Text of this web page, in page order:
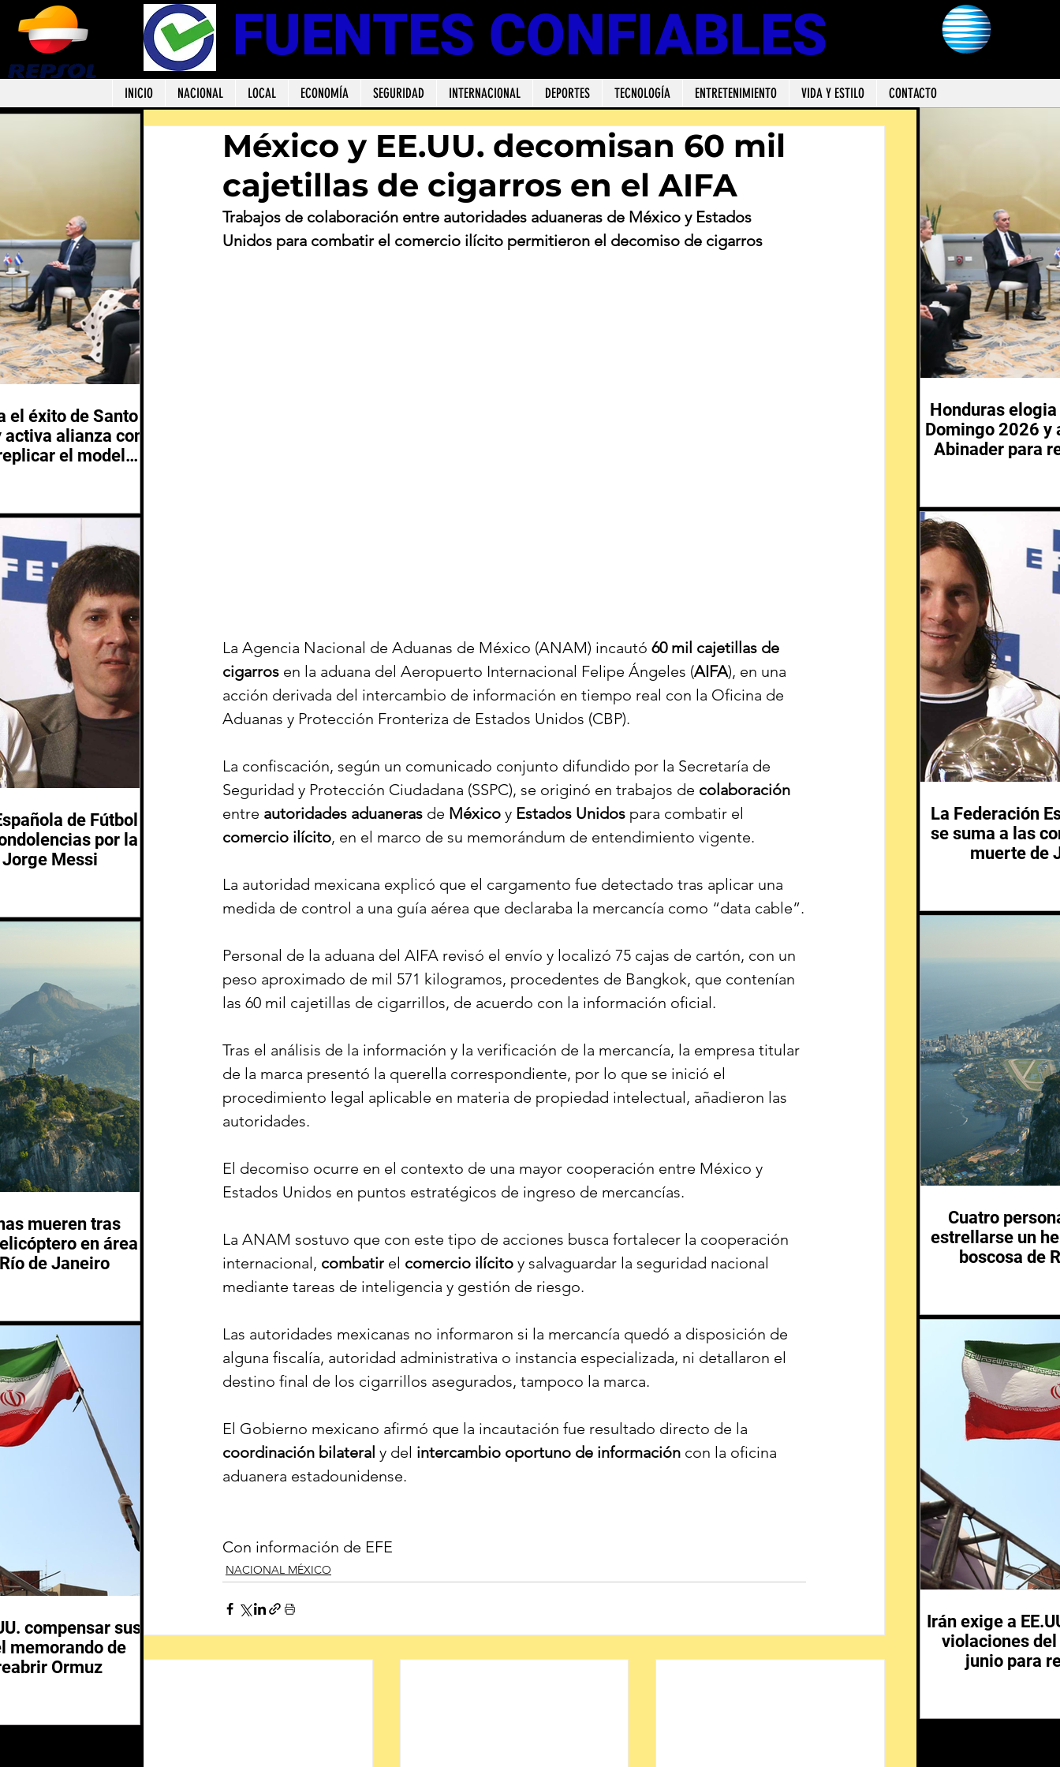
FUENTES CONFIABLES
INICIO NACIONAL LOCAL ECONOMÍA SEGURIDAD INTERNACIONAL DEPORTES TECNOLOGÍA ENTRETENIMIENTO VIDA Y ESTILO CONTACTO
México y EE.UU. decomisan 60 mil
cajetillas de cigarros en el AIFA
Trabajos de colaboración entre autoridades aduaneras de México y Estados
Unidos para combatir el comercio ilícito permitieron el decomiso de cigarros
La Agencia Nacional de Aduanas de México (ANAM) incautó 60 mil cajetillas de
cigarros en la aduana del Aeropuerto Internacional Felipe Ángeles (AIFA), en una
acción derivada del intercambio de información en tiempo real con la Oficina de
Aduanas y Protección Fronteriza de Estados Unidos (CBP).
La confiscación, según un comunicado conjunto difundido por la Secretaría de
Seguridad y Protección Ciudadana (SSPC), se originó en trabajos de colaboración
entre autoridades aduaneras de México y Estados Unidos para combatir el
comercio ilícito, en el marco de su memorándum de entendimiento vigente.
La autoridad mexicana explicó que el cargamento fue detectado tras aplicar una
medida de control a una guía aérea que declaraba la mercancía como “data cable”.
Personal de la aduana del AIFA revisó el envío y localizó 75 cajas de cartón, con un
peso aproximado de mil 571 kilogramos, procedentes de Bangkok, que contenían
las 60 mil cajetillas de cigarrillos, de acuerdo con la información oficial.
Tras el análisis de la información y la verificación de la mercancía, la empresa titular
de la marca presentó la querella correspondiente, por lo que se inició el
procedimiento legal aplicable en materia de propiedad intelectual, añadieron las
autoridades.
El decomiso ocurre en el contexto de una mayor cooperación entre México y
Estados Unidos en puntos estratégicos de ingreso de mercancías.
La ANAM sostuvo que con este tipo de acciones busca fortalecer la cooperación
internacional, combatir el comercio ilícito y salvaguardar la seguridad nacional
mediante tareas de inteligencia y gestión de riesgo.
Las autoridades mexicanas no informaron si la mercancía quedó a disposición de
alguna fiscalía, autoridad administrativa o instancia especializada, ni detallaron el
destino final de los cigarrillos asegurados, tampoco la marca.
El Gobierno mexicano afirmó que la incautación fue resultado directo de la
coordinación bilateral y del intercambio oportuno de información con la oficina
aduanera estadounidense.
Con información de EFE
NACIONAL MÉXICO
el éxito de Santo
alianza con
el modelo
de Fútbol
por la
Messi
mueren tras
en área
de Janeiro
compensar sus
memorando de
Ormuz
Honduras
Domingo 2026 y
Abinader para
La Federación
se suma a las
muerte de
Cuatro
estrellarse un
boscosa de
Irán exige a
violaciones
junio para